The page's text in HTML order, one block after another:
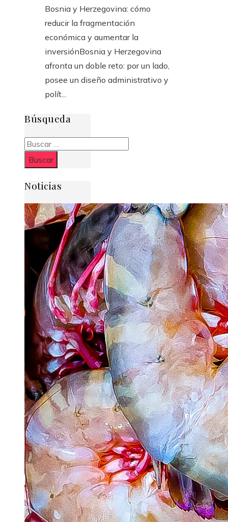
Bosnia y Herzegovina: cómo
reducir la fragmentación
económica y aumentar la
inversiónBosnia y Herzegovina
afronta un doble reto: por un lado,
posee un diseño administrativo y
polít...
Búsqueda
Buscar:
Noticias